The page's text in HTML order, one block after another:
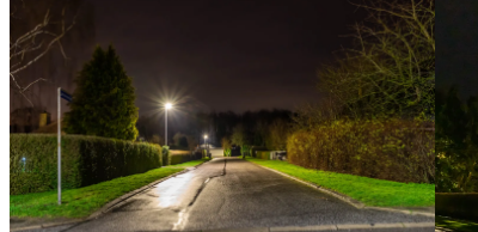
Ebberupvej set fra Toftedalsvej